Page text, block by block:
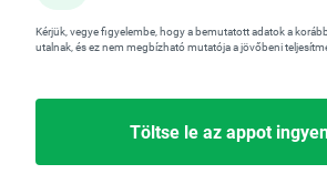
Kérjük, vegye figyelembe, hogy a bemutatott adatok a
utalnak, és ez nem megbízható mutatója a jövőbeni
Töltse le az appot